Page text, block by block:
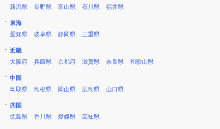
新潟県
長野県 富山県 石川県 福井県
東海
愛知県
岐阜県 静岡県 三重県
近畿
大阪府
兵庫県 京都府 滋賀県 奈良県 和歌山県
中国
鳥取県
島根県 岡山県 広島県 山口県
四国
徳島県
香川県 愛媛県 高知県